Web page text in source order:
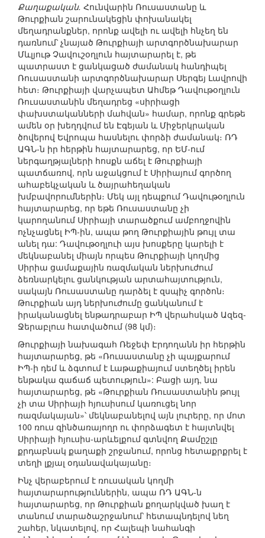
Քաղաքական. Հունվարին Ռուսաստանը և
Թուրքիան շարունակեցին փոխանակել
մեղադրանքներ, որոնք ավելի ու ավելի հնչեղ են
դառնում՝ չնայած Թուրքիայի արտգործնախարար
Մևլյութ Չավուշօղլուն հայտարարել է, թե
պատրաստ է ցանկացած ժամանակ հանդիպել
Ռուսաստանի արտգործնախարար Սերգեյ Լավրովի
հետ։ Թուրքիայի վարչապետ Ահմեթ Դավութօղլուն
Ռուսաստանին մեղադրեց «սիրիացի
փախստականների մահվան» համար, որոնք գրեթե
ամեն օր խեղդվում են Էգեյան և Միջերկրական
ծովերով Եվրոպա հասնելու փորձի ժամանակ։ ՌԴ
ԱԳՆ-ն իր հերթին հայտարարեց, որ ԵՄ-ում
ներգաղթյալների հոսքն աճել է Թուրքիայի
պատճառով, որն աջակցում է Սիրիայում գործող
ահաբեկչական և ծայրահեղական
խմբավորումներին։ Մեկ այլ դեպքում Դավութօղլուն
հայտարարեց, որ եթե Ռուսաստանը չի
կարողանում Սիրիայի տարածքում ամբողջովին
ոչնչացնել ԻՊ-ին, ապա թող Թուրքիային թույլ տա
անել դա: Դավութօղլուի այս խոսքերը կարելի է
մեկնաբանել միայն որպես Թուրքիայի կողմից
Սիրիա ցամաքային ռազմական ներխուժում
ձեռնարկելու ցանկության արտահայտություն,
սակայն Ռուսաստանը դարձել է զսպիչ գործոն։
Թուրքիան այդ ներխուժումը ցանկանում է
իրականացնել ենթադրաբար ԻՊ վերահսկած Ազեզ-
Ջերաբլուս հատվածում (98 կմ)։
Թուրքիայի նախագահ Ռեջեփ Էրդողանն իր հերթին
հայտարարեց, թե «Ռուսաստանը չի պայքարում
ԻՊ-ի դեմ և ձգտում է Լաթաքիայում ստեղծել իրեն
ենթակա գաճաճ պետություն»: Բացի այդ, նա
հայտարարեց, թե «Թուրքիան Ռուսաստանին թույլ
չի տա Սիրիայի հյուսիսում կառուցել նոր
ռազմակայան»՝ մեկնաբանելով այն լուրերը, որ մոտ
100 ռուս զինծառայողր ու փորձագետ է հայտնվել
Սիրիայի հյուսիս-արևելքում գտնվող Քամըշլը
քրդաբնակ քաղաքի շրջանում, որոնց հետաքրքրել է
տեղի լքյալ օդանավակայանը։
Ինչ վերաբերում է ռուսական կողմի
հայտարարություններին, ապա ՌԴ ԱԳՆ-ն
հայտարարեց, որ Թուրքիան քողարկված խաղ է
տանում տարածաշրջանում՝ հետապնդելով նեղ
շահեր, նկատելով, որ Հալեպի նահանգի